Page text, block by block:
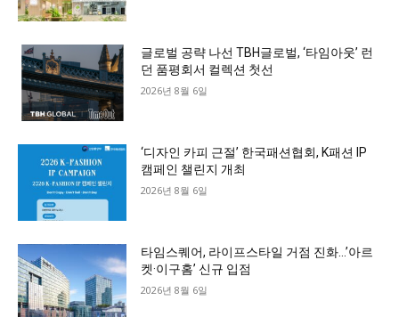
글로벌 공략 나선 TBH글로벌, ‘타임아웃’ 런
던 품평회서 컬렉션 첫선
2026년 8월 6일
‘디자인 카피 근절’ 한국패션협회, K패션 IP
캠페인 챌린지 개최
2026년 8월 6일
타임스퀘어, 라이프스타일 거점 진화…’아르
켓·이구홈’ 신규 입점
2026년 8월 6일